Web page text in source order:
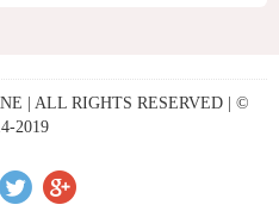
| ALL RIGHTS RESERVED | ©
2019